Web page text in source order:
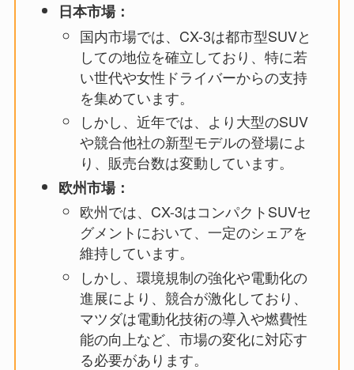
日本市場：
国内市場では、CX-3は都市型SUVと
しての地位を確立しており、特に若
い世代や女性ドライバーからの支持
を集めています。
しかし、近年では、より大型のSUV
や競合他社の新型モデルの登場によ
り、販売台数は変動しています。
欧州市場：
欧州では、CX-3はコンパクトSUVセ
グメントにおいて、一定のシェアを
維持しています。
しかし、環境規制の強化や電動化の
進展により、競合が激化しており、
マツダは電動化技術の導入や燃費性
能の向上など、市場の変化に対応す
る必要があります。